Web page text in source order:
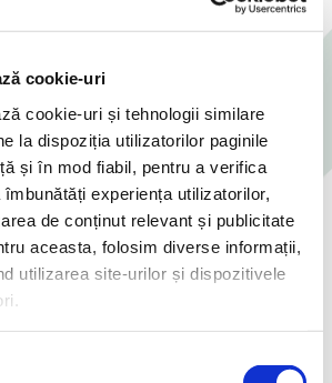
cookie-uri
cookie-uri și tehnologii similare
la dispoziția utilizatorilor paginile
și în mod fiabil, pentru a verifica
experiența utilizatorilor,
de conținut relevant și publicitate
aceasta, folosim diverse informații,
utilizarea site-urilor și dispozitivele
rețetă delicioasă